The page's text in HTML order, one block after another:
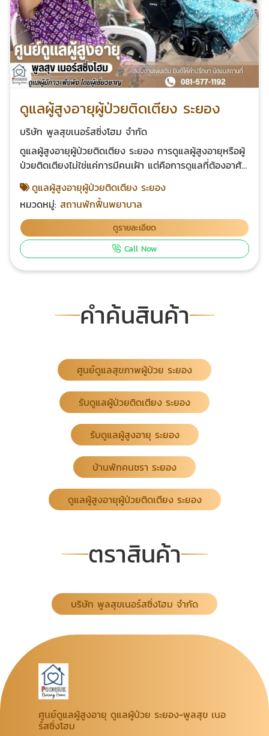
ดูแลผู้สูงอายุผู้ป่วยติดเตียง ระยอง
บริษัท พูลสุขเนอร์สซิ่งโฮม จำกัด
ดูแลผู้สูงอายุผู้ป่วยติดเตียง ระยอง การดูแลผู้สูงอายุหรือผู้
ป่วยติดเตียงไม่ใช่แค่การมีคนเฝ้า แต่คือการดูแลที่ต้องอาศัย
ผู้ป่วยแต่ละราย ที่ พูลสุขเนอร์สซิ่งโฮม เราให้บริการดูแลผู้
สูงอายุและผู้ป่วยติดเตียงในจังหวัดระยอง โดยทีมพยาบาล
และผู้ดูแลที่ผ่านการอบรมเฉพาะทาง ดูแลอย่างใกล้ชิดตลอด
24 ชั่วโมง เพื่อให้ผู้รับบริการปลอดภัย และครอบครัวอุ่นใจ
โทร. 081-577-1192 แอดไลน์ @poonsuknursinghome
ระยอง ที่ใส่ใจทุกขั้นตอน ผู้ป่วยติดเตียงต้องการการดูแล
มากกว่าผู้สูงอายุทั่วไป เพราะมีความเสี่ยงด้านสุขภาพหลาย
การดูแลความสะอาดร่างกาย การอาบน้ำ เช็ดตัว และเปลี่ยน
การดูแลทั้งหมดดำเนินการด้วยความระมัดระวัง เคารพ
ศักดิ์ศรีของผู้ป่วย และคำนึงถึงความสบายของผู้รับบริการ
ติดเตียง ระยอง ที่ไว้ใจได้ พูลสุขเนอร์สซิ่งโฮม คือคำตอบ
เราเข้าใจดีว่าการดูแลผู้ป่วยติดเตียงที่บ้านต้องใช้ความ
ชำนาญ ความอดทน และเวลาตลอด 24 ชั่วโมง เราจึง
เตรียมความพร้อมเพื่อแบ่งเบาภาระของท่านด้วยมาตรฐาน
ดูแลผู้สูงอายุผู้ป่วยติดเตียง ระยอง
หมวดหมู่:สถานพักฟื้นพยาบาล
ดูรายละเอียด
Call Now
คำค้นสินค้า
ศูนย์ดูแลสุขภาพผู้ป่วย ระยอง
รับดูแลผู้ป่วยติดเตียง ระยอง
รับดูแลผู้สูงอายุ ระยอง
บ้านพักคนชรา ระยอง
ดูแลผู้สูงอายุผู้ป่วยติดเตียง ระยอง
ตราสินค้า
บริษัท พูลสุขเนอร์สซิ่งโฮม จำกัด
ศูนย์ดูแลผู้สูงอายุ ดูแลผู้ป่วย ระยอง-พูลสุข เนอ
ร์สซิ่งโฮม